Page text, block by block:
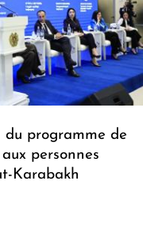
du programme de
personnes
Karabakh